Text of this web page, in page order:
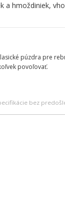
a hmoždiniek,
púzdra pre
povoľovať.
bez